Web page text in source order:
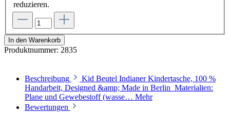
reduzieren.
In den Warenkorb
Produktnummer: 2835
Beschreibung
Kid Beutel Indianer Kindertasche, 100 %
Handarbeit, Designed &amp; Made in Berlin Materialien:
Plane und Gewebestoff (wasse… Mehr
Bewertungen